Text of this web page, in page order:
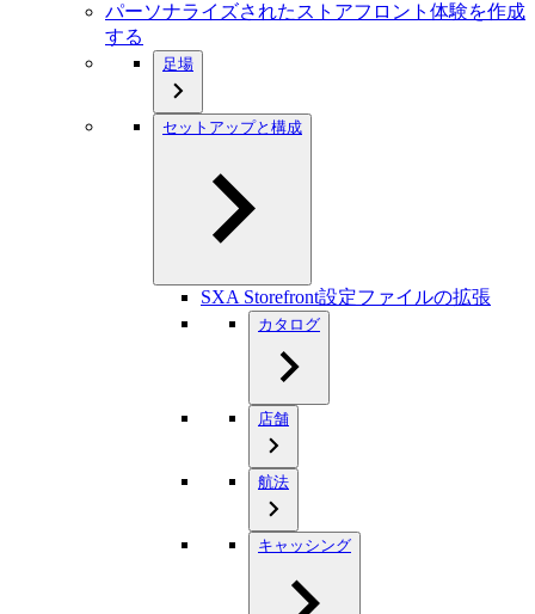
パーソナライズされたストアフロント体験を作成
する
足場
セットアップと構成
SXA Storefront設定ファイルの拡張
カタログ
店舗
航法
キャッシング